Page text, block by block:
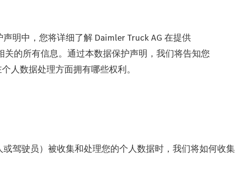
明中，您将详细了解 Daimler Truck AG 在提供
关的所有信息。通过本数据保护声明，我们将告知您
人数据处理方面拥有哪些权利。
驾驶员）被收集和处理您的个人数据时，我们将如何收集